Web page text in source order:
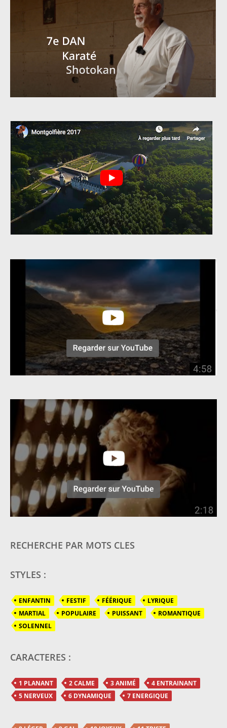
RECHERCHE PAR MOTS CLES
STYLES :
ENFANTIN FESTIF FÉÉRIQUE
LYRIQUE
MARTIAL
POPULAIRE PUISSANT
ROMANTIQUE
SOLENNEL
CARACTERES :
1 PLANANT 2 CALME 3 ANIMÉ
4 ENTRAINANT
5 NERVEUX
6 DYNAMIQUE 7 ENERGIQUE